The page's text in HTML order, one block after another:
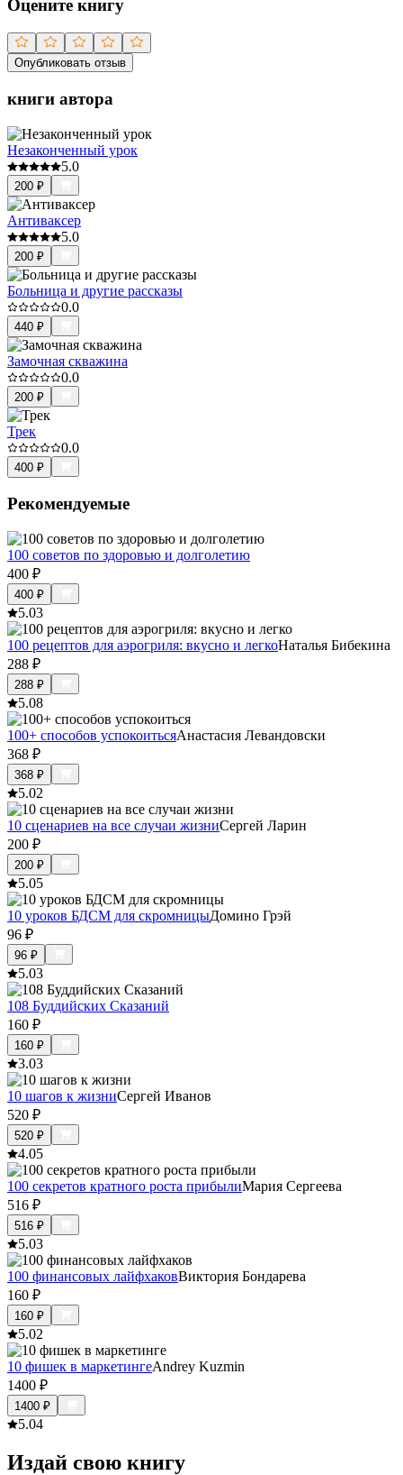
Оцените книгу
Опубликовать отзыв
книги автора
Незаконченный урок
5.0
200 ₽
Антиваксер
5.0
200 ₽
Больница и другие рассказы
0.0
440 ₽
Замочная скважина
0.0
200 ₽
Трек
0.0
400 ₽
Рекомендуемые
100 советов по здоровью и долголетию
400 ₽
400 ₽
5.03
100 рецептов для аэрогриля: вкусно и легкоНаталья Бибекина
288 ₽
288 ₽
5.08
100+ способов успокоитьсяАнастасия Левандовски
368 ₽
368 ₽
5.02
10 сценариев на все случаи жизниСергей Ларин
200 ₽
200 ₽
5.05
10 уроков БДСМ для скромницыДомино Грэй
96 ₽
96 ₽
5.03
108 Буддийских Сказаний
160 ₽
160 ₽
3.03
10 шагов к жизниСергей Иванов
520 ₽
520 ₽
4.05
100 секретов кратного роста прибылиМария Сергеева
516 ₽
516 ₽
5.03
100 финансовых лайфхаковВиктория Бондарева
160 ₽
160 ₽
5.02
10 фишек в маркетингеAndrey Kuzmin
1400 ₽
1400 ₽
5.04
Издай свою книгу